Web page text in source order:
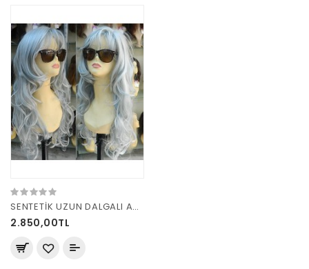
SENTETİK UZUN DALGALI AÇIK GRİ
2.850,00TL